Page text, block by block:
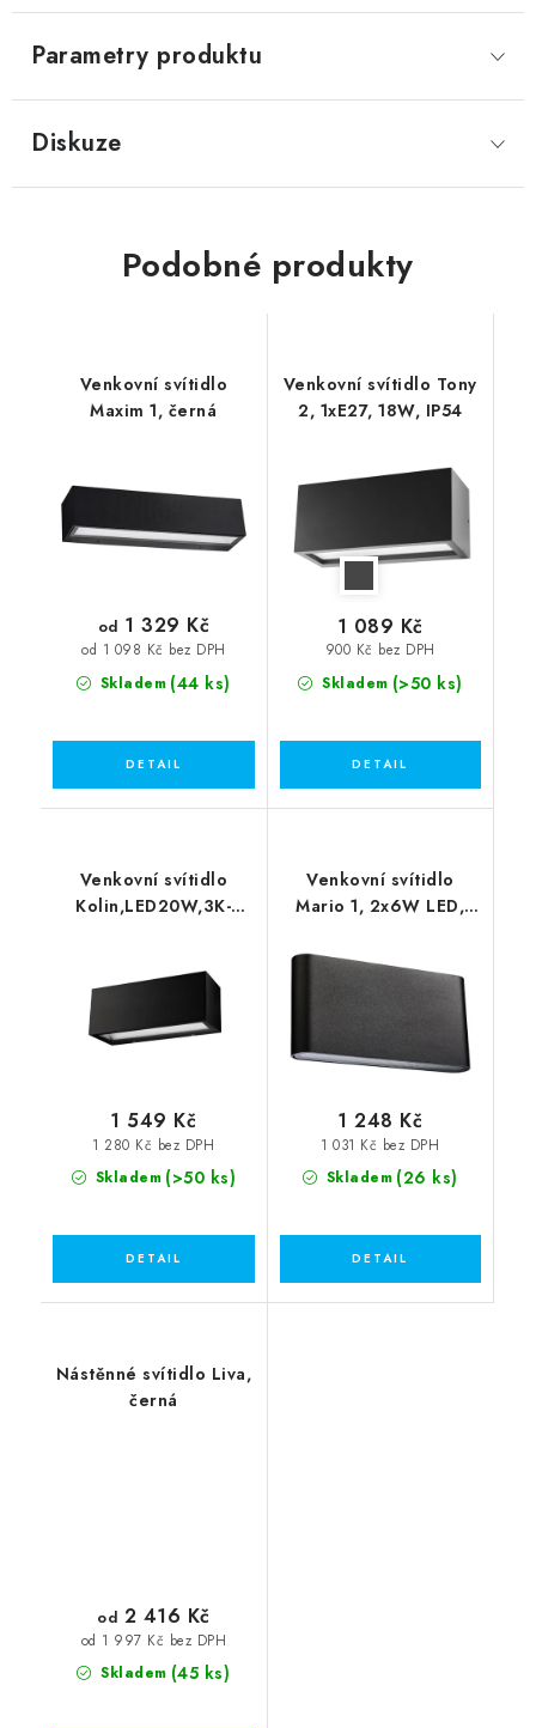
Parametry produktu
Diskuze
Podobné produkty
Venkovní svítidlo
Maxim 1, černá
Skladem (44 ks)
od 1 098 Kč bez DPH
od 1 329 Kč
Venkovní svítidlo Tony
2, 1xE27, 18W, IP54
Skladem (>50 ks)
900 Kč bez DPH
1 089 Kč
Venkovní svítidlo
Kolin,LED20W,3K-
Skladem (>50 ks)
1 280 Kč bez DPH
1 549 Kč
Venkovní svítidlo
Mario 1, 2x6W LED,
Skladem (26 ks)
1 031 Kč bez DPH
1 248 Kč
Nástěnné svítidlo Liva,
černá
Skladem (45 ks)
od 1 997 Kč bez DPH
od 2 416 Kč